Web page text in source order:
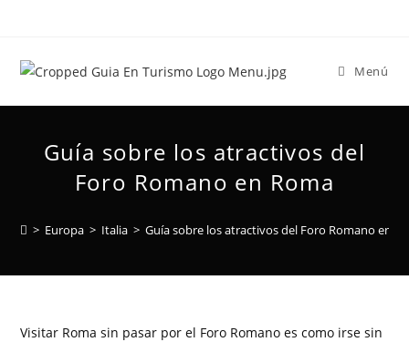
Menú
Guía sobre los atractivos del
Foro Romano en Roma
> Europa > Italia > Guía sobre los atractivos del Foro Romano en
Visitar Roma sin pasar por el Foro Romano es como irse sin